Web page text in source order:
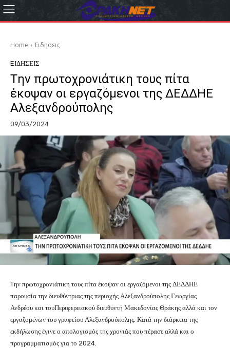
Home Eιδησεις
EΙΔΗΣΕΙΣ
Tην πρωτοχρονιάτικη τους πίτα
έκοψαν οι εργαζόμενοι της ΔΕΔΔΗΕ
Αλεξανδρούπολης
09/03/2024
Tην πρωτοχρονιάτικη τους πίτα έκοψαν οι εργαζόμενοι της ΔΕΔΔΗΕ
παρουσία την διευθύντριας της περιοχής Αλεξανδρούπολης Γεωργίας
Ανδρέου και τουΠεριφερειακού διευθυντή Μακεδονίας Θράκης αλλά και τον
εργαζομένων του γραφείου Αλεξανδρούπολης. Κατά την διάρκεια της
εκδήλωσης έγινε ο απολογισμός της χρονιάς που πέρασε αλλά και ο
προγραμματισμός για το 2024.